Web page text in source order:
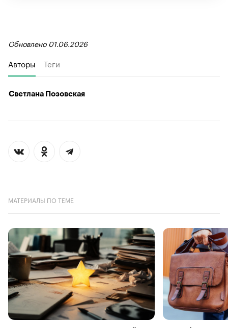
Обновлено 01.06.2026
Авторы Теги
Светлана Позовская
МАТЕРИАЛЫ ПО ТЕМЕ